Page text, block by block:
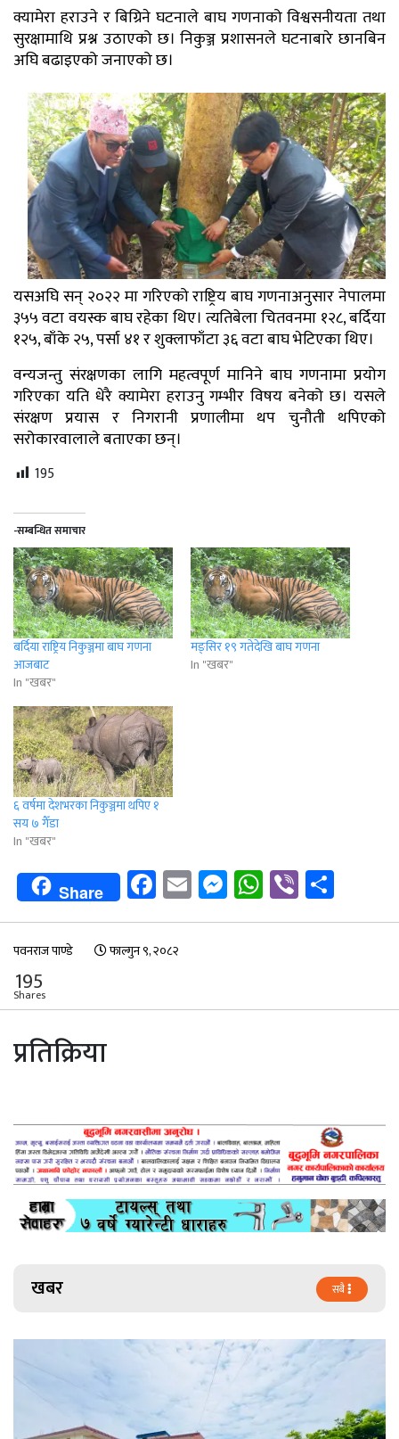
क्यामेरा हराउने र बिग्रिने घटनाले बाघ गणनाको विश्वसनीयता तथा
सुरक्षामाथि प्रश्न उठाएको छ। निकुञ्ज प्रशासनले घटनाबारे छानबिन
अघि बढाइएको जनाएको छ।
यसअघि सन् २०२२ मा गरिएको राष्ट्रिय बाघ गणनाअनुसार नेपालमा
३५५ वटा वयस्क बाघ रहेका थिए। त्यतिबेला चितवनमा १२८, बर्दिया
१२५, बाँके २५, पर्सा ४१ र शुक्लाफाँटा ३६ वटा बाघ भेटिएका थिए।
वन्यजन्तु संरक्षणका लागि महत्वपूर्ण मानिने बाघ गणनामा प्रयोग
गरिएका यति धेरै क्यामेरा हराउनु गम्भीर विषय बनेको छ। यसले
संरक्षण प्रयास र निगरानी प्रणालीमा थप चुनौती थपिएको
सरोकारवालाले बताएका छन्।
195
-सम्बन्धित समाचार
बर्दिया राष्ट्रिय निकुञ्जमा बाघ गणना
आजबाट
In "खबर"
मङ्सिर १९ गतेदेखि बाघ गणना
In "खबर"
६ वर्षमा देशभरका निकुञ्जमा थपिए १
सय ७ गैँडा
In "खबर"
Share Facebook
EmailMessenger
WhatsApp
Viber
पवनराज पाण्डे फाल्गुन ९, २०८२
195
Shares
प्रतिक्रिया
खबर सबै